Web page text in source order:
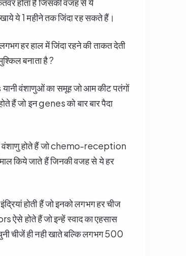
होता है जिसकी वजह से ये
ये 1 महीने तक जिंदा रह सकते हैं।
हर हाल में जिंदा रहने की ताकत देती
बनाता है ?
यानी वंशाणुओं का समूह जो आम कीट पतंगों
हैं जो इन genes को बार बार पैदा
वंशाणु होते हैं जो chemo-reception
किये जाते हैं जिनकी वजह से ये हर
होती हैं जो इनको लगभग हर चीज
होते हैं जो इन्हें स्वाद का एहसास
चीजें ही नही खाते बल्कि लगभग 500